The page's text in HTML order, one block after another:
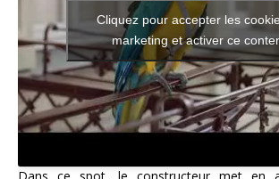
Cliquez pour accepter les
marketing et activer ce
Dans ce spot, le constructeur met en